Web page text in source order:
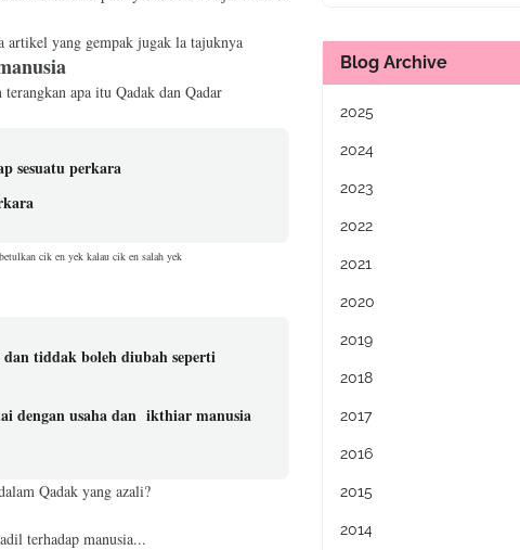
artikel yang gempak jugak la tajuknya
apa itu Qadak dan Qadar
sesuatu perkara
betulkan cik en yek kalau cik en salah yek
tiddak boleh diubah seperti
dengan usaha dan ikthiar manusia
Qadak yang azali?
terhadap manusia...
Blog Archive
2025
2024
2023
2022
2021
2020
2019
2018
2017
2016
2015
2014